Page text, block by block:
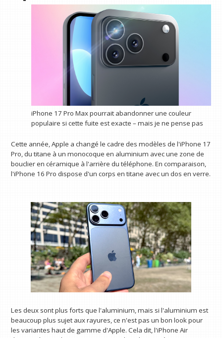
iPhone 17 Pro Max pourrait abandonner une couleur
populaire si cette fuite est exacte – mais je ne pense pas
Cette année, Apple a changé le cadre des modèles de l'iPhone 17
Pro, du titane à un monocoque en aluminium avec une zone de
bouclier en céramique à l'arrière du téléphone. En comparaison,
l'iPhone 16 Pro dispose d'un corps en titane avec un dos en verre.
Les deux sont plus forts que l'aluminium, mais si l'aluminium est
beaucoup plus sujet aux rayures, ce n'est pas un bon look pour
les variantes haut de gamme d'Apple. Cela dit, l'iPhone Air